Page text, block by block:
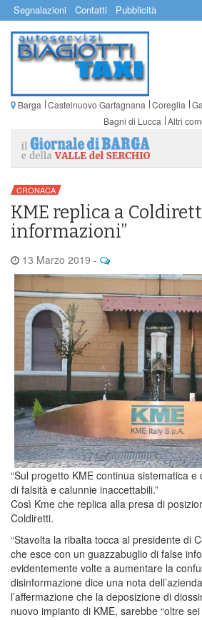
Segnalazioni Contatti Pubblicità
Barga Castelnuovo Garfagnana Coreglia
Bagni di Lucca Altri
CRONACA
KME replica a
informazioni”
13 Marzo 2019 -
“Sul progetto KME continua sistematica
di falsità e calunnie inaccettabili.”
Così Kme che replica alla presa di
Coldiretti.
“Stavolta la ribalta tocca al presidente di
che esce con un guazzabuglio di false
evidentemente volte a aumentare la
disinformazione dice una nota
l’affermazione che la deposizione di
nuovo impianto di KME, sarebbe “oltre